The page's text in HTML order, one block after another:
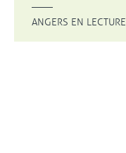
ANGERS EN LECTURE